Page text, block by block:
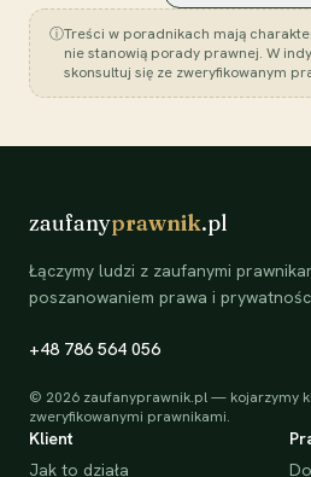
ⓘTreści w poradnikach mają
nie stanowią porady prawnej. W
skonsultuj się ze zweryfikowanym
zaufanyprawnik.pl
Łączymy ludzi z zaufanymi
poszanowaniem prawa i
+48 786 564 056
© 2026 zaufanyprawnik.pl — kojarzymy
zweryfikowanymi prawnikami.
Klient
Jak to działa